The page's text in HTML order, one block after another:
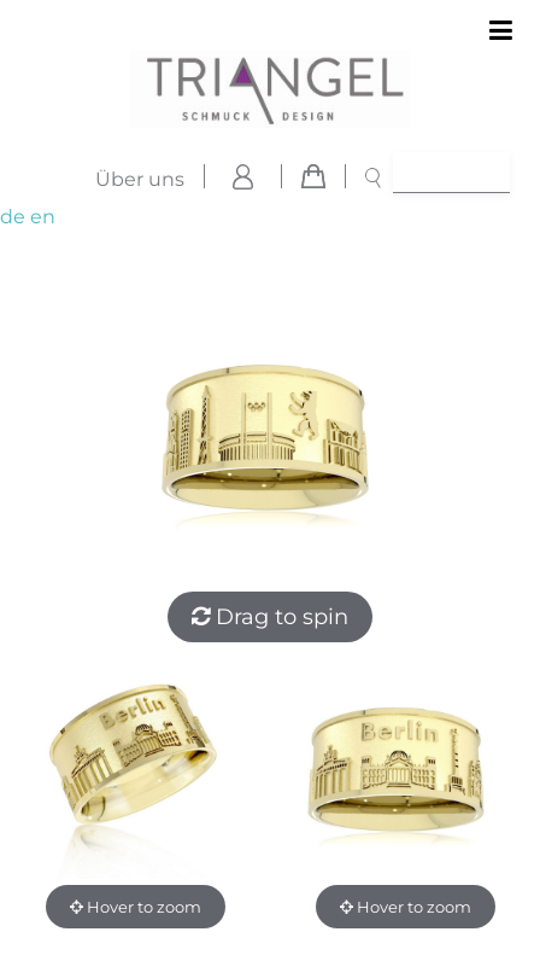
Über uns
de en
Drag to spin
Hover to zoom Hover to zoom